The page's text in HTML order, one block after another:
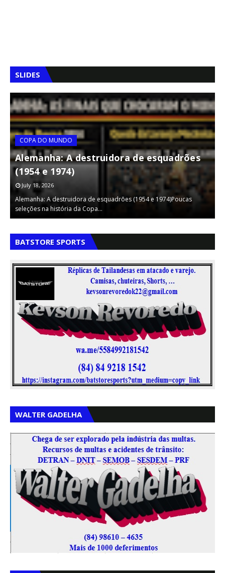
SLIDES
COPA DO MUNDO
Alemanha: A destruidora de esquadrões
(1954 e 1974)
July 18, 2026
Alemanha: A destruidora de esquadrões (1954 e 1974)Poucas
seleções na história da Copa…
BATSTORE SPORTS
WALTER GADELHA